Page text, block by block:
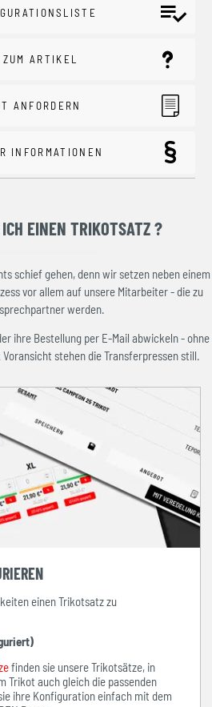
ARTIKEL
ANFORDERN
INFORMATIONEN
EINEN TRIKOTSATZ ?
schief gehen, denn wir setzen neben einem
vor allem auf unsere Mitarbeiter - die zu
werden.
ihre Bestellung per E-Mail abwickeln - ohne
stehen die Transferpressen still.
einen Trikotsatz zu
finden sie unsere Trikotsätze, in
Trikot auch gleich die passenden
ihre Konfiguration einfach mit dem